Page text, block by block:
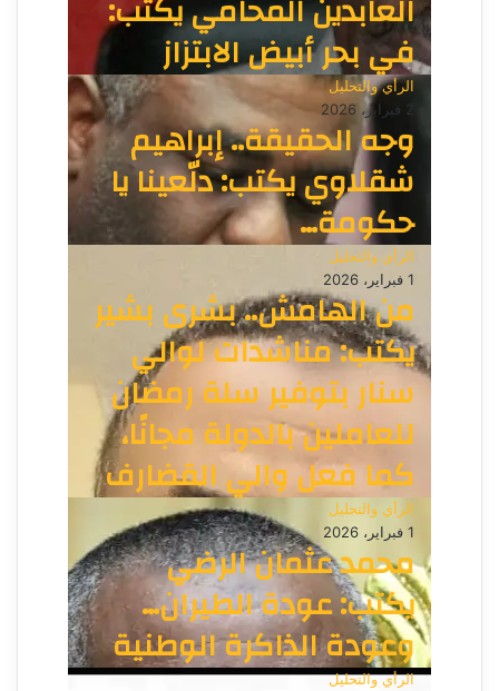
العابدين المحامي يكتب:
في بحر أبيض الابتزاز
الرأي والتحليل
2 فبراير، 2026
وجه الحقيقة.. إبراهيم
شقلاوي يكتب: دلّعينا يا
حكومة…
الرأي والتحليل
1 فبراير، 2026
من الهامش.. بشرى بشير
يكتب: مناشدات لوالي
سنار بتوفير سلة رمضان
للعاملين بالدولة مجانًا،
كما فعل والي القضارف
الرأي والتحليل
1 فبراير، 2026
محمد عثمان الرضي
يكتب: عودة الطيران…
وعودة الذاكرة الوطنية
الرأي والتحليل